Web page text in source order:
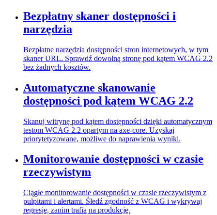
Bezpłatny skaner dostępności i
narzędzia
Bezpłatne narzędzia dostępności stron internetowych, w tym
skaner URL. Sprawdź dowolną stronę pod kątem WCAG 2.2
bez żadnych kosztów.
Automatyczne skanowanie
dostępności pod kątem WCAG 2.2
Skanuj witrynę pod kątem dostępności dzięki automatycznym
testom WCAG 2.2 opartym na axe-core. Uzyskaj
priorytetyzowane, możliwe do naprawienia wyniki.
Monitorowanie dostępności w czasie
rzeczywistym
Ciągłe monitorowanie dostępności w czasie rzeczywistym z
pulpitami i alertami. Śledź zgodność z WCAG i wykrywaj
regresje, zanim trafią na produkcję.